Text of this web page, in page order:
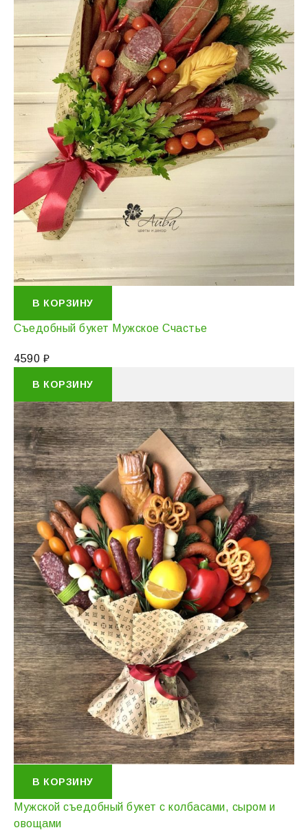
В КОРЗИНУ
Съедобный букет Мужское Счастье
4590 ₽
В КОРЗИНУ
В КОРЗИНУ
Мужской съедобный букет с колбасами, сыром и
овощами